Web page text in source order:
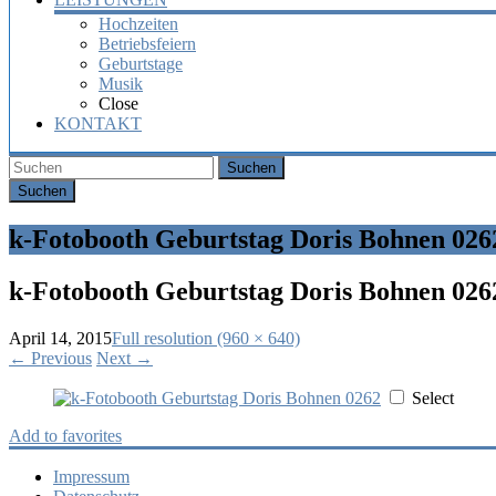
Hochzeiten
Betriebsfeiern
Geburtstage
Musik
Close
KONTAKT
Suchen
k-Fotobooth Geburtstag Doris Bohnen
k-Fotobooth Geburtstag Doris Bohnen
April 14, 2015Full resolution (960 × 640)
← Previous Next →
Select
Add to favorites
Impressum